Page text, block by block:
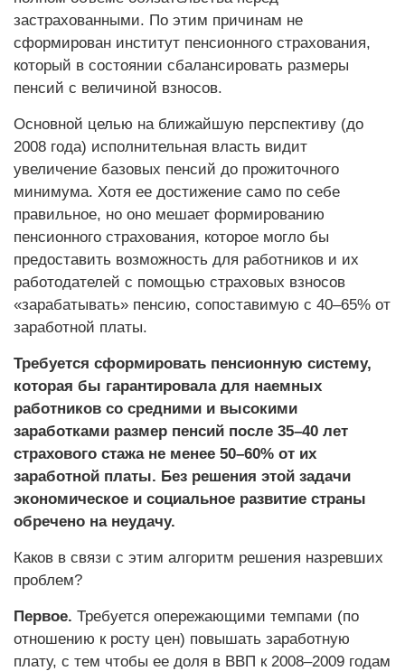
застрахованными. По этим причинам не
сформирован институт пенсионного страхования,
который в состоянии сбалансировать размеры
пенсий с величиной взносов.
Основной целью на ближайшую перспективу (до
2008 года) исполнительная власть видит
увеличение базовых пенсий до прожиточного
минимума. Хотя ее достижение само по себе
правильное, но оно мешает формированию
пенсионного страхования, которое могло бы
предоставить возможность для работников и их
работодателей с помощью страховых взносов
«зарабатывать» пенсию, сопоставимую с 40–65% от
заработной платы.
Требуется сформировать пенсионную систему,
которая бы гарантировала для наемных
работников со средними и высокими
заработками размер пенсий после 35–40 лет
страхового стажа не менее 50–60% от их
заработной платы. Без решения этой задачи
экономическое и социальное развитие страны
обречено на неудачу.
Каков в связи с этим алгоритм решения назревших
проблем?
Первое. Требуется опережающими темпами (по
отношению к росту цен) повышать заработную
плату, с тем чтобы ее доля в ВВП к 2008–2009 годам